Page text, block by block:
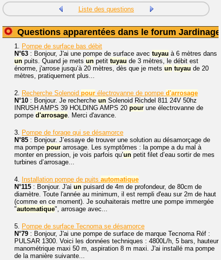
Liste des questions
Questions apparentées dans le forum Jardinage
1. Pompe de surface bas débit
N°63 : Bonjour, J'ai une pompe de surface avec tuyau à 6 mètres dans
un puits. Quand je mets un petit tuyau de 3 mètres, le débit est
énorme, j'arrose jusqu’à 20 mètres, dès que je mets un tuyau de 20
mètres, pratiquement plus...
2. Recherche Solenoid pour électrovanne de pompe d'arrosage
N°10 : Bonjour. Je recherche un Solenoid Richdel 811 24V 50hz
INRUSH AMPS 39 HOLDING AMPS 20 pour une électrovanne de
pompe d'arrosage . Merci d'avance.
3. Pompe de forage qui se désamorce
N°85 : Bonjour. J’essaye de trouver une solution au désamorçage de
ma pompe pour arrosage. Les symptômes : la pompe a du mal à
monter en pression, je vois parfois qu’un petit filet d’eau sortir de mes
turbines d’arrosage...
4. Installation pompe de puits automatique
N°115 : Bonjour. J'ai un puisard de 4m de profondeur, de 80cm de
diamètre. Toute l'année au minimum, il est rempli d'eau sur 2m de haut
(comme en ce moment). Je souhaiterais mettre une pompe immergée
"automatique", arrosage avec...
5. Pompe de surface Tecnoma se désamorce
N°79 : Bonjour, J'ai une pompe de surface de marque Tecnoma Réf :
PULSAR 1300. Voici les données techniques : 4800L/h, 5 bars, hauteur
manométrique maxi 50 m, aspiration 8 m maxi. J'ai installé ma pompe
de la manière suivante...